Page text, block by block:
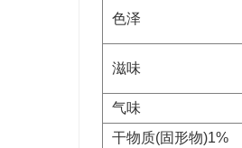
色泽
滋味
气味
干物质(固形物)1%